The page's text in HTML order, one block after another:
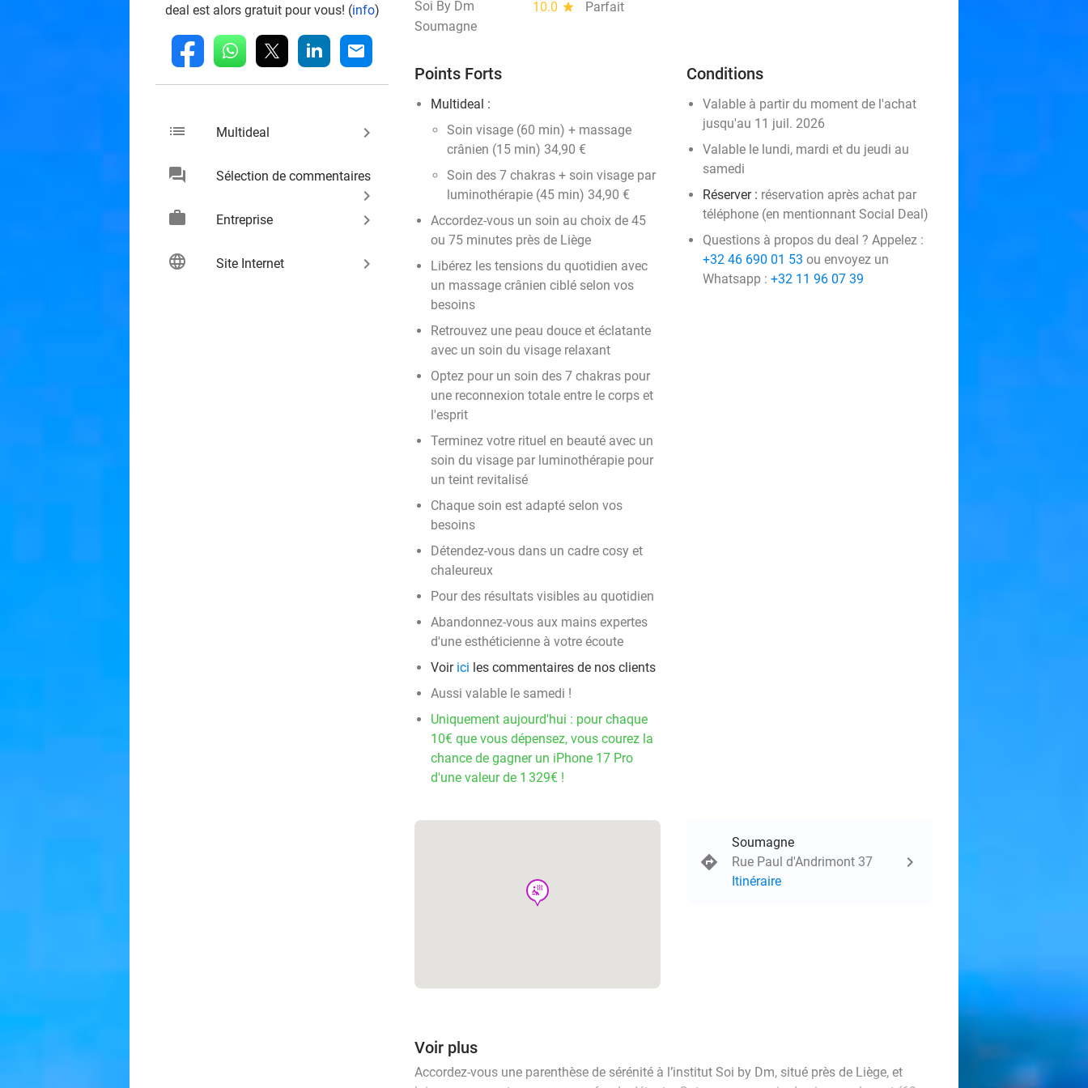
deal est alors gratuit pour vous! (info)
fb whatsapp linkedin mail
list Multideal keyboard_arrow_right
chat Sélection de commentaires
keyboard_arrow_right
work
Entreprise keyboard_arrow_right
language Site Internet keyboard_arrow_right
Soi By Dm 10.0 star
Parfait
Soumagne
Points Forts
Multideal :
Soin visage (60 min) + massage
crânien (15 min) 34,90 €
Soin des 7 chakras + soin visage par
luminothérapie (45 min) 34,90 €
Accordez-vous un soin au choix de 45
ou 75 minutes près de Liège
Libérez les tensions du quotidien avec
un massage crânien ciblé selon vos
besoins
Retrouvez une peau douce et éclatante
avec un soin du visage relaxant
Optez pour un soin des 7 chakras pour
une reconnexion totale entre le corps et
l'esprit
Terminez votre rituel en beauté avec un
soin du visage par luminothérapie pour
un teint revitalisé
Chaque soin est adapté selon vos
besoins
Détendez-vous dans un cadre cosy et
chaleureux
Pour des résultats visibles au quotidien
Abandonnez-vous aux mains expertes
d'une esthéticienne à votre écoute
Voir ici les commentaires de nos clients
Aussi valable le samedi !
Uniquement aujourd'hui : pour chaque
10€ que vous dépensez, vous courez la
chance de gagner un iPhone 17 Pro
d'une valeur de 1 329€ !
Conditions
Valable à partir du moment de l'achat
jusqu'au 11 juil. 2026
Valable le lundi, mardi et du jeudi au
samedi
Réserver : réservation après achat par
téléphone (en mentionnant Social Deal)
Questions à propos du deal ? Appelez :
+32 46 690 01 53 ou envoyez un
Whatsapp : +32 11 96 07 39
wellness
Soumagne
Rue Paul d'Andrimont 37
Itinéraire
Voir plus
Accordez-vous une parenthèse de sérénité à l’institut Soi by Dm, situé près de Liège, et